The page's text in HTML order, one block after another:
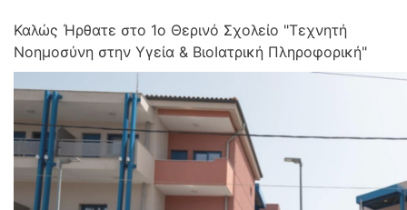
Καλώς Ήρθατε στο 1ο Θερινό Σχολείο "Τεχνητή
Νοημοσύνη στην Υγεία & ΒιοΙατρική Πληροφορική"